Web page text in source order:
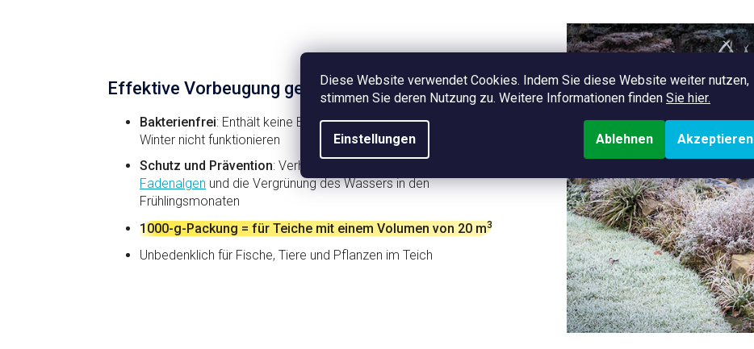
Diese Website verwendet Cookies. Indem Sie diese Website weiter nutzen,
stimmen Sie deren Nutzung zu. Weitere Informationen finden Sie hier.
Einstellungen Ablehnen Akzeptieren
Effektive Vorbeugung gegen Algen
Bakterienfrei: Enthält keine Bakterien, die im kalten Teichwasser im
Winter nicht funktionieren
Schutz und Prävention: Verhindert das massive Auftreten von
Fadenalgen und die Vergrünung des Wassers in den
Frühlingsmonaten
1000-g-Packung = für Teiche mit einem Volumen von 20 m3
Unbedenklich für Fische, Tiere und Pflanzen im Teich